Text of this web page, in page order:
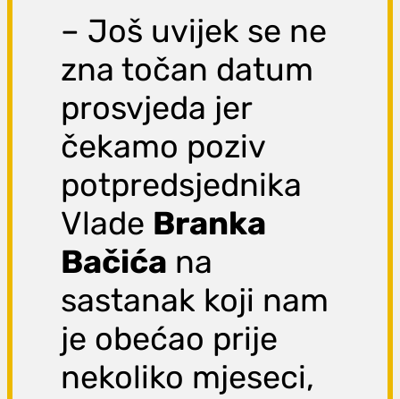
– Još uvijek se ne
zna točan datum
prosvjeda jer
čekamo poziv
potpredsjednika
Vlade Branka
Bačića na
sastanak koji nam
je obećao prije
nekoliko mjeseci,